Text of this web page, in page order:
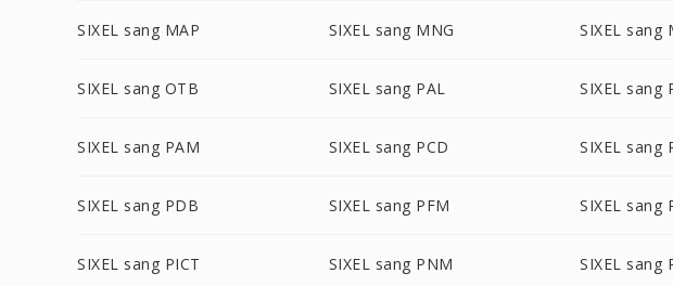
SIXEL sang MAP SIXEL sang MNG SIXEL sang
SIXEL sang OTB SIXEL sang PAL SIXEL sang
SIXEL sang PAM SIXEL sang PCD SIXEL sang
SIXEL sang PDB SIXEL sang PFM SIXEL sang
SIXEL sang PICT SIXEL sang PNM SIXEL sang